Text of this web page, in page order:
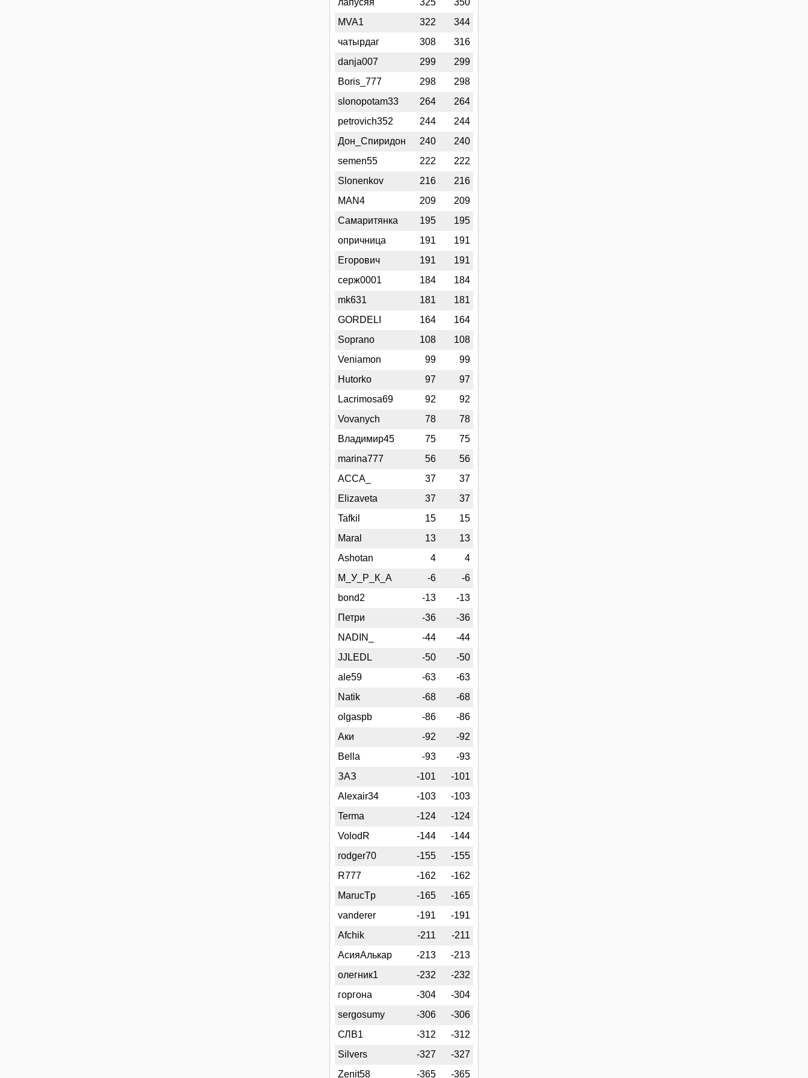
лапусяя 325
350
MVA1
322
344
чатырдаг
308
316
danja007
299
299
Boris_777
298
298
slonopotam33
264
264
petrovich352
244
244
Дон_Спиридон
240
240
semen55
222
222
Slonenkov
216
216
MAN4
209
209
Самаритянка
195
195
опричница
191
191
Егорович
191
191
серж0001
184
184
mk631
181
181
GORDELI
164
164
Soprano
108
108
Veniamon
99
99
Hutorko
97
97
Lacrimosa69
92
92
Vovanych
78
78
Владимир45
75
75
marina777
56
56
АССА_
37
37
Elizaveta
37
37
Tafkil
15
15
Maral
13
13
Ashotan
4
4
М_У_Р_К_А
-6
-6
bond2
-13
-13
Петри
-36
-36
NADIN_
-44
-44
JJLEDL
-50
-50
ale59
-63
-63
Natik
-68
-68
olgaspb
-86
-86
Аки
-92
-92
Bella
-93
-93
ЗАЗ
-101
-101
Alexair34
-103
-103
Terma
-124
-124
VolodR
-144
-144
rodger70
-155
-155
R777
-162
-162
MarucTp
-165
-165
vanderer
-191
-191
Afchik
-211
-211
АсияАлькар
-213
-213
олегник1
-232
-232
горгона
-304
-304
sergosumy
-306
-306
СЛВ1
-312
-312
Silvers
-327
-327
Zenit58
-365 -365